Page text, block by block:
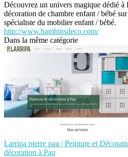
Découvrez un univers magique dédié à
décoration de chambre enfant / bébé
spécialiste du mobilier enfant / bébé.
http://www.bambinsdeco.com/
Dans la même catégorie
Larripa pierre pau | Peinture et
décoration à Pau